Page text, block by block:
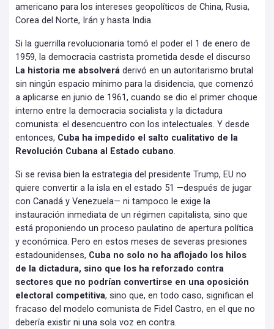
americano para los intereses geopolíticos de China, Rusia,
Corea del Norte, Irán y hasta India.
Si la guerrilla revolucionaria tomó el poder el 1 de enero de
1959, la democracia castrista prometida desde el discurso
La historia me absolverá derivó en un autoritarismo brutal
sin ningún espacio mínimo para la disidencia, que comenzó
a aplicarse en junio de 1961, cuando se dio el primer choque
interno entre la democracia socialista y la dictadura
comunista: el desencuentro con los intelectuales. Y desde
entonces, Cuba ha impedido el salto cualitativo de la
Revolución Cubana al Estado cubano.
Si se revisa bien la estrategia del presidente Trump, EU no
quiere convertir a la isla en el estado 51 —después de jugar
con Canadá y Venezuela— ni tampoco le exige la
instauración inmediata de un régimen capitalista, sino que
está proponiendo un proceso paulatino de apertura política
y económica. Pero en estos meses de severas presiones
estadounidenses, Cuba no solo no ha aflojado los hilos
de la dictadura, sino que los ha reforzado contra
sectores que no podrían convertirse en una oposición
electoral competitiva, sino que, en todo caso, significan el
fracaso del modelo comunista de Fidel Castro, en el que no
debería existir ni una sola voz en contra.